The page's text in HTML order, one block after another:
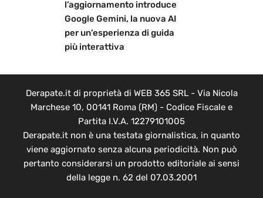
l’aggiornamento introduce
Google Gemini, la nuova AI
per un’esperienza di guida
più interattiva
Derapate.it di proprietà di WEB 365 SRL - Via Nicola
Marchese 10, 00141 Roma (RM) - Codice Fiscale e
Partita I.V.A. 12279101005
Derapate.it non è una testata giornalistica, in quanto
viene aggiornato senza alcuna periodicità. Non può
pertanto considerarsi un prodotto editoriale ai sensi
della legge n. 62 del 07.03.2001